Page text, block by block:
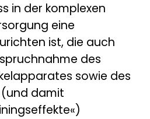
in der komplexen
eine
ist, die auch
des
sowie des
(und damit